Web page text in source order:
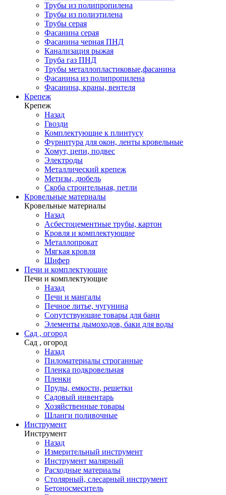
Трубы из полипропилена
Трубы из полиэтилена
Трубы серая
Фасанина серая
Фасанина черная ПНД
Канализация рыжая
Труба газ ПНД
Трубы металлопластиковые,фасанина
Фасанина из полипропилена
Фасанина, краны, вентеля
Крепеж
Крепеж
Назад
Гвозди
Комплектующие к плинтусу
Фурнитура для окон, ленты кровельные
Хомут, цепи, подвес
Электроды
Металлический крепеж
Метизы, дюбель
Скоба строительная, петли
Кровельные материалы
Кровельные материалы
Назад
Асбестоцементные трубы, картон
Кровля и комплектующие
Металлопрокат
Мягкая кровля
Шифер
Печи и комплектующие
Печи и комплектующие
Назад
Печи и мангалы
Печное литье, чугунина
Сопутствующие товары для бани
Элементы дымоходов, баки для воды
Сад , огород
Сад , огород
Назад
Пиломатериалы строганные
Пленка подкровельная
Пленки
Пруды, емкости, решетки
Садовый инвентарь
Хозяйственные товары
Шланги поливочные
Инструмент
Инструмент
Назад
Измерительный инструмент
Инструмент малярный
Расходные материалы
Столярный, слесарный инструмент
Бетоносмеситель